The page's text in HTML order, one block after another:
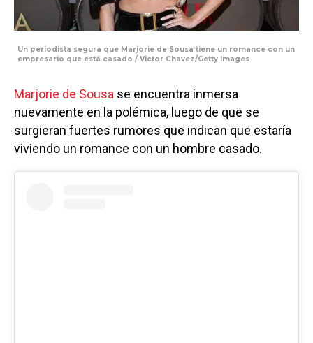
Un periodista segura que Marjorie de Sousa tiene un romance con un
empresario que está casado / Victor Chavez/Getty Images
Marjorie de Sousa se encuentra inmersa
nuevamente en la polémica, luego de que se
surgieran fuertes rumores que indican que estaría
viviendo un romance con un hombre casado.